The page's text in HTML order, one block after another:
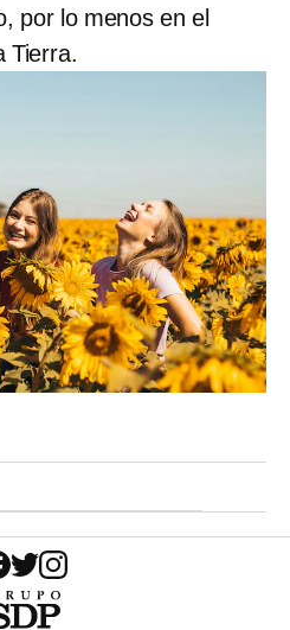
por lo menos en el
Tierra.